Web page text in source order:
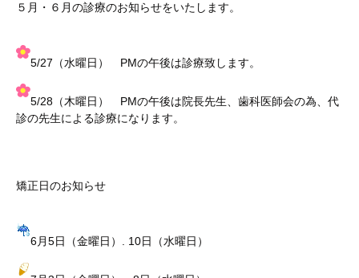
５月・６月の診療のお知らせをいたします。
5/27（水曜日） PMの午後は診療致します。
5/28（木曜日） PMの午後は院長先生、歯科医師会の為、代
診の先生による診療になります。
矯正日のお知らせ
6月5日（金曜日）. 10日（水曜日）